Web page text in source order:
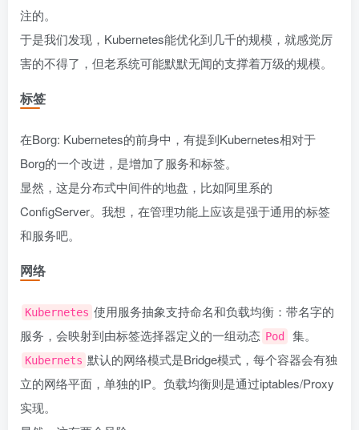
注的。
于是我们发现，Kubernetes能优化到几千的规模，就感觉厉
害的不得了，但老系统可能默默无闻的支撑着万级的规模。
标签
在Borg: Kubernetes的前身中，有提到Kubernetes相对于
Borg的一个改进，是增加了服务和标签。
显然，这是分布式中间件的地盘，比如阿里系的
ConfigServer。我想，在管理功能上应该是强于通用的标签
和服务吧。
网络
Kubernetes 使用服务抽象支持命名和负载均衡：带名字的
服务，会映射到由标签选择器定义的一组动态 Pod 集。
Kubernets 默认的网络模式是Bridge模式，每个容器会有独
立的网络平面，单独的IP。负载均衡则是通过iptables/Proxy
实现。